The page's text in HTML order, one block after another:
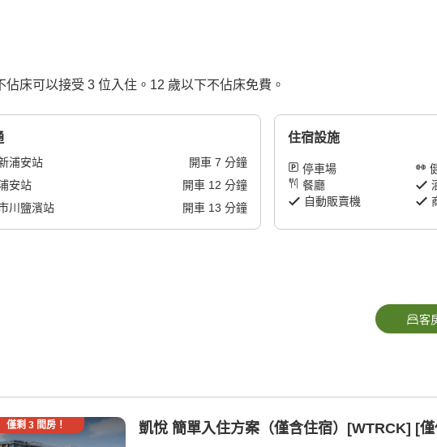
床可以接受 3 位入住。12 歲以下不佔床免費。
浦安站 開車 7 分鐘
安站
開車 12 分鐘
川鹽濱站
開車 13 分鐘
住宿設施
停車場
餐廳
自動販賣機
客
僅剩 3間房！ 凱悅 簡單入住方案（僅含住宿）[WTRCK] [僅